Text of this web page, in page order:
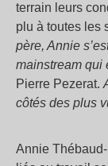
terrain leurs
plu à toutes les
père, Annie
mainstream qui
Pierre Pezerat.
côtés des plus
Annie